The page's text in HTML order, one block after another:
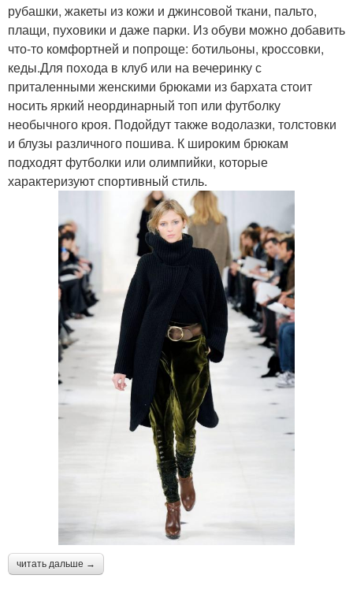
рубашки, жакеты из кожи и джинсовой ткани, пальто,
плащи, пуховики и даже парки. Из обуви можно добавить
что-то комфортней и попроще: ботильоны, кроссовки,
кеды.Для похода в клуб или на вечеринку с
приталенными женскими брюками из бархата стоит
носить яркий неординарный топ или футболку
необычного кроя. Подойдут также водолазки, толстовки
и блузы различного пошива. К широким брюкам
подходят футболки или олимпийки, которые
характеризуют спортивный стиль.
читать дальше →